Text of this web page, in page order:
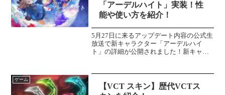
「アーデルハイト」実装！性
能や使い方を紹介！
5月27日に来るアップデート内容の公式生
放送で新キャラクター「アーデルハイ
ト」の詳細が公開されました！新キャラ
キャラクターとなっています。今回はそ
んな新キャラクター「ア...
ゲーム
【VCT スキン】歴代VCTス